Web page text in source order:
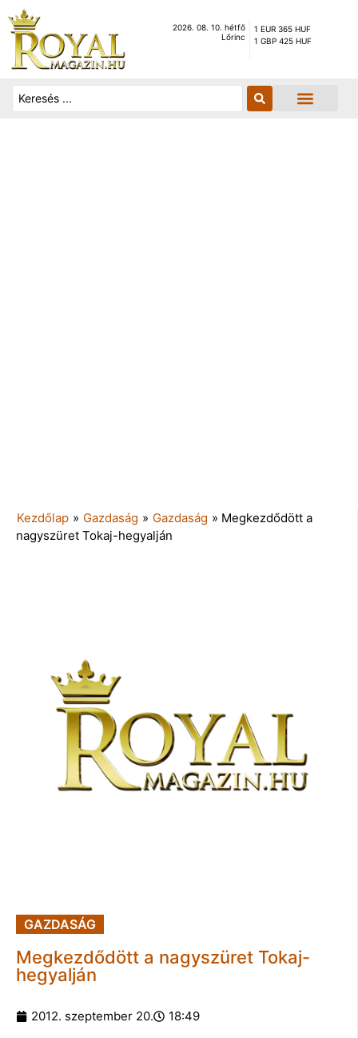
2026. 08. 10. hétfő
Lőrinc
1 EUR 365 HUF
1 GBP 425 HUF
Kezdőlap » Gazdaság » Gazdaság » Megkezdődött a
nagyszüret Tokaj-hegyalján
GAZDASÁG
Megkezdődött a nagyszüret Tokaj-
hegyalján
2012. szeptember 20. 18:49